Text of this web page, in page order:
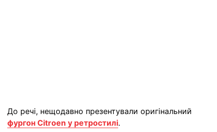
До речі, нещодавно презентували оригінальний
фургон Citroen у ретростилі.